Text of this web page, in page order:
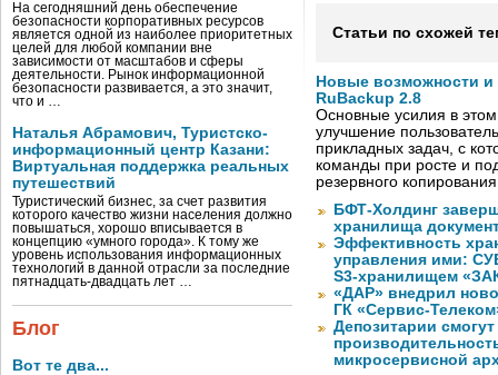
На сегодняшний день обеспечение
безопасности корпоративных ресурсов
является одной из наиболее приоритетных
целей для любой компании вне
зависимости от масштабов и сферы
деятельности. Рынок информационной
безопасности развивается, а это значит,
что и …
Наталья Абрамович, Туристско-
информационный центр Казани:
Виртуальная поддержка реальных
путешествий
Туристический бизнес, за счет развития
которого качество жизни населения должно
повышаться, хорошо вписывается в
концепцию «умного города». К тому же
уровень использования информационных
технологий в данной отрасли за последние
пятнадцать-двадцать лет …
Блог
Вот те два...
Статьи по схожей
Новые возможности
RuBackup 2.8
Основные усилия в
улучшение
прикладных задач, с
команды при росте и
резервного
БФТ-Холдинг
хранилища
Эффективность
управления ими:
S3-хранилищем
«ДАР» внедрил
ГК «Сервис-
Депозитарии
микросервисной